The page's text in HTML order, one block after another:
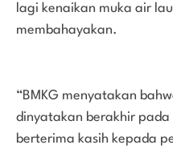
lagi kenaikan muka air
membahayakan.
“BMKG menyatakan
dinyatakan berakhir pada
berterima kasih kepada